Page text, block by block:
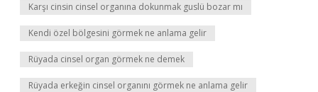
Karşı cinsin cinsel organına dokunmak guslü bozar mı
Kendi özel bölgesini görmek ne anlama gelir
Rüyada cinsel organ görmek ne demek
Rüyada erkeğin cinsel organını görmek ne anlama gelir